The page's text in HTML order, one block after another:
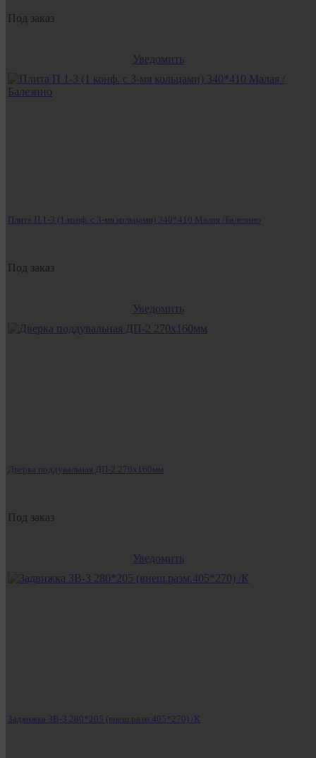
Под заказ
Уведомить
Плита П 1-3 (1 конф. с 3-мя кольцами) 340*410 Малая /Балезино
Под заказ
Уведомить
Дверка поддувальная ДП-2 270х160мм
Под заказ
Уведомить
Задвижка ЗВ-3 280*205 (внеш.разм.405*270) /К